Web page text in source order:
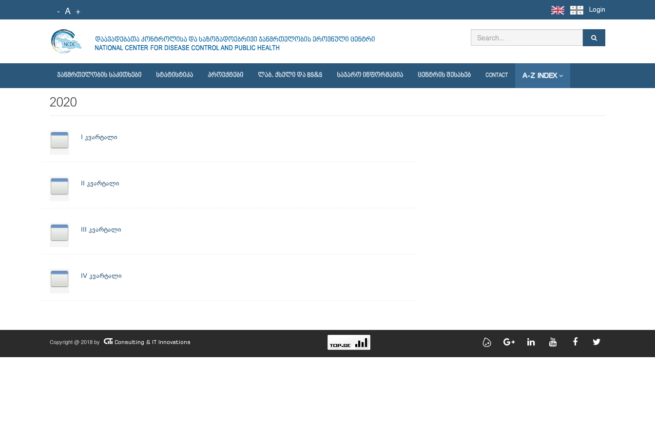
- A + Login
ᲯᲐᲜᲛᲠᲗᲔᲚᲝᲑᲘᲡ ᲡᲐᲙᲘᲗᲮᲔᲑᲘ ᲡᲢᲐᲢᲘᲡᲢᲘᲙᲐ ᲞᲠᲝᲔᲥᲢᲔᲑᲘ ᲚᲐᲑ. ᲥᲡᲔᲚᲘ ᲓᲐ BS&S ᲡᲐᲯᲐᲠᲝ ᲘᲜᲤᲝᲠᲛᲐᲪᲘᲐ ᲪᲔᲜᲢᲠᲘᲡ ᲨᲔᲡᲐᲮᲔᲑ CONTACT A-Z INDEX
2020
I კვარტალი
II კვარტალი
III კვარტალი
IV კვარტალი
Copyright @ 2018 by Consulting & IT Innovations